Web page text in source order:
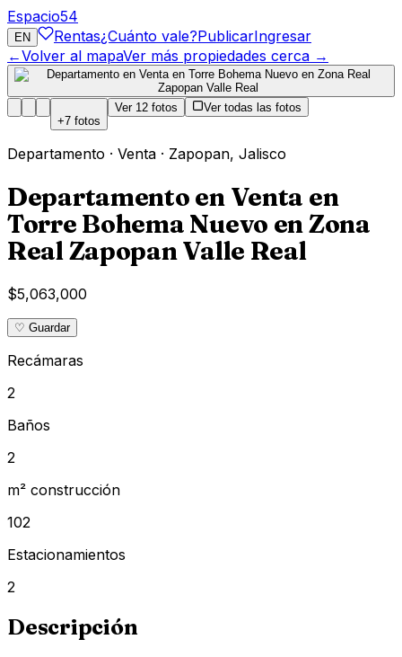
Espacio54
EN Rentas¿Cuánto vale?PublicarIngresar
←Volver al mapaVer más propiedades cerca →
+7 fotos
Ver 12 fotos Ver todas las fotos
Departamento · Venta · Zapopan, Jalisco
Departamento en Venta en
Torre Bohema Nuevo en Zona
Real Zapopan Valle Real
$5,063,000
♡ Guardar
Recámaras
2
Baños
2
m² construcción
102
Estacionamientos
2
Descripción